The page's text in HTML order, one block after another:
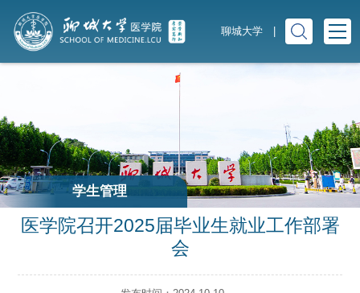
聊城大学
学生管理
医学院召开2025届毕业生就业工作部署
会